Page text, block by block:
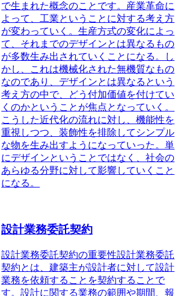
で生まれた概念のことです。 産業革命に
よって、工業ということに対する考え方
が変わっていく。生産方式の変化によっ
て、それまでのデザインとは異なるもの
が多数生み出されていくことになる。し
かし、これは機械化された無機質なもの
なのであり、デザインとは異なるという
考え方の中で、どう付加価値を付けてい
くのかということが焦点となっていく。
こうした近代化の流れに対し、機能性を
重視しつつ、装飾性を排除してシンプル
な物を生み出すようになっていった。単
にデザインということではなく、社会の
あらゆる分野に対して影響していくこと
になる。
設計業務委託契約
設計業務委託契約の重要性設計業務委託
契約とは、建築主が設計者に対して設計
業務を依頼することを契約することで
す。設計に関する業務の範囲や期間、報